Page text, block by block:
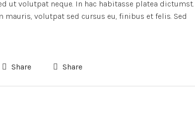
ut volutpat neque. In hac habitasse platea dictumst.
volutpat sed cursus eu, finibus et felis. Sed
Share Share